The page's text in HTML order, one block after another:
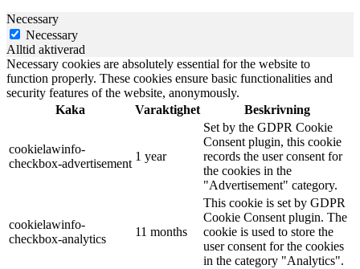
Necessary
Necessary
Alltid aktiverad
Necessary cookies are absolutely essential for the website to
function properly. These cookies ensure basic functionalities and
security features of the website, anonymously.
Kaka
Varaktighet Beskrivning
cookielawinfo-
checkbox-advertisement
1 year
Set by the GDPR Cookie
Consent plugin, this cookie
records the user consent for
the cookies in the
"Advertisement" category.
cookielawinfo-
checkbox-analytics
11 months
This cookie is set by GDPR
Cookie Consent plugin. The
cookie is used to store the
user consent for the cookies
in the category "Analytics".